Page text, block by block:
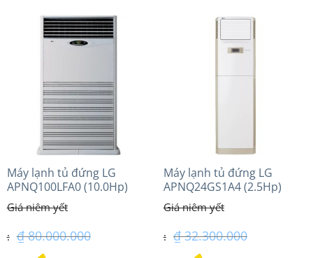
Máy lạnh tủ đứng LG
APNQ100LFA0 (10.0Hp)
₫80.000.000
Máy lạnh tủ đứng LG
APNQ24GS1A4 (2.5Hp)
Inverter
₫32.300.000